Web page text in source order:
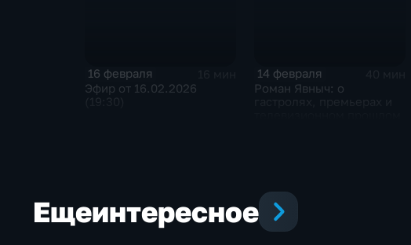
16 февраля
Эфир от 16.02.2026
14 февраля
Роман Явныч: о
Ещеинтересное